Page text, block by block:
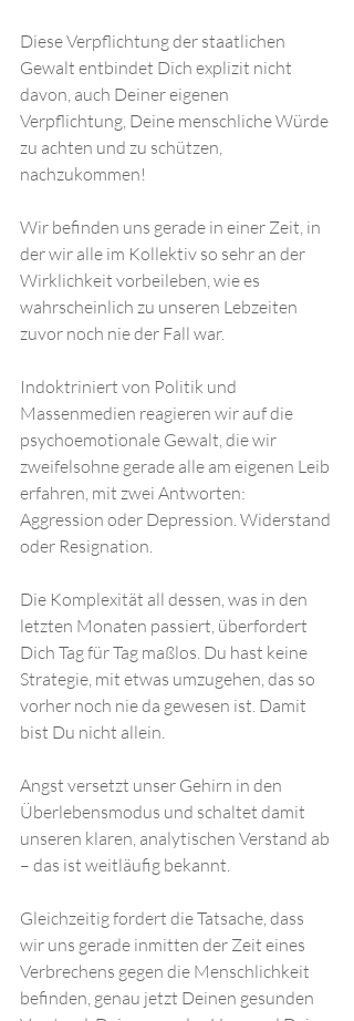
Diese Verpflichtung der staatlichen
Gewalt entbindet Dich explizit nicht
davon, auch Deiner eigenen
Verpflichtung, Deine menschliche Würde
zu achten und zu schützen,
nachzukommen!
Wir befinden uns gerade in einer Zeit, in
der wir alle im Kollektiv so sehr an der
Wirklichkeit vorbeileben, wie es
wahrscheinlich zu unseren Lebzeiten
zuvor noch nie der Fall war.
Indoktriniert von Politik und
Massenmedien reagieren wir auf die
psychoemotionale Gewalt, die wir
zweifelsohne gerade alle am eigenen Leib
erfahren, mit zwei Antworten:
Aggression oder Depression. Widerstand
oder Resignation.
Die Komplexität all dessen, was in den
letzten Monaten passiert, überfordert
Dich Tag für Tag maßlos. Du hast keine
Strategie, mit etwas umzugehen, das so
vorher noch nie da gewesen ist. Damit
bist Du nicht allein.
Angst versetzt unser Gehirn in den
Überlebensmodus und schaltet damit
unseren klaren, analytischen Verstand ab
– das ist weitläufig bekannt.
Gleichzeitig fordert die Tatsache, dass
wir uns gerade inmitten der Zeit eines
Verbrechens gegen die Menschlichkeit
befinden, genau jetzt Deinen gesunden